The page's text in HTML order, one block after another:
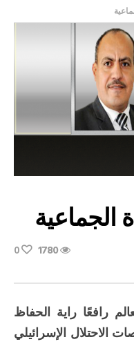
1780
0
رافعًا راية الحفاظ
الإسرائيلي